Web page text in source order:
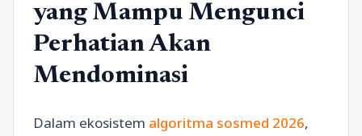
yang Mampu Mengunci
Perhatian Akan
Mendominasi
Dalam ekosistem algoritma sosmed 2026,